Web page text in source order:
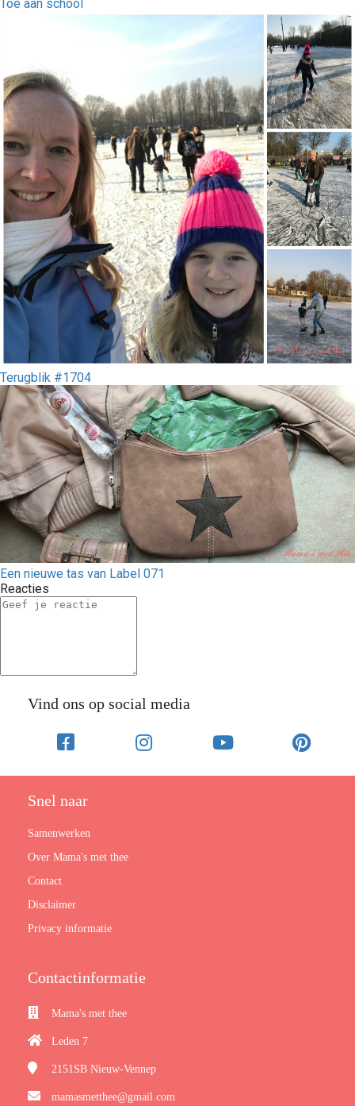
Toe aan school
Terugblik #1704
Een nieuwe tas van Label 071
Reacties
Vind ons op social media
Snel naar
Samenwerken
Over Mama's met thee
Contact
Disclaimer
Privacy informatie
Contactinformatie
Mama's met thee
Leden 7
2151SB Nieuw-Vennep
mamasmetthee@gmail.com